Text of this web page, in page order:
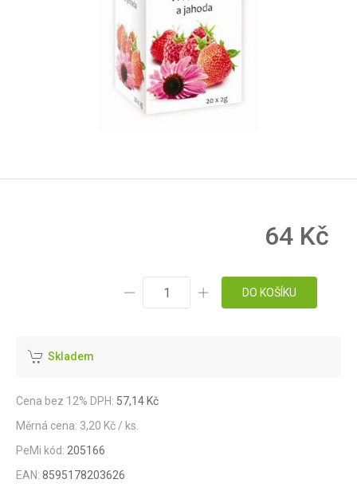
64 Kč
DO KOŠÍKU
Skladem
Cena bez 12% DPH: 57,14 Kč
Měrná cena: 3,20 Kč / ks.
PeMi kód: 205166
EAN: 8595178203626